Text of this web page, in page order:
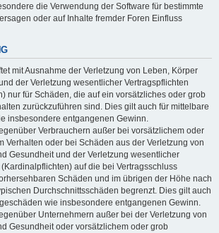
die Verwendung der Software für bestimmte
oder auf Inhalte fremder Foren Einfluss
mit Ausnahme der Verletzung von Leben, Körper
der Verletzung wesentlicher Vertragspflichten
nur für Schäden, die auf ein vorsätzliches oder grob
zurückzuführen sind. Dies gilt auch für mittelbare
insbesondere entgangenen Gewinn.
Verbrauchern außer bei vorsätzlichem oder
Verhalten oder bei Schäden aus der Verletzung von
Gesundheit und der Verletzung wesentlicher
auf die bei Vertragsschluss
Schäden und im übrigen der Höhe nach
Durchschnittsschäden begrenzt. Dies gilt auch
wie insbesondere entgangenen Gewinn.
Unternehmern außer bei der Verletzung von
Gesundheit oder vorsätzlichem oder grob